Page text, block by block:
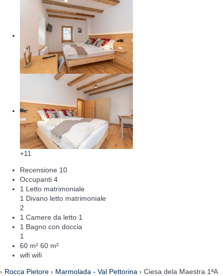
+11
Recensione 10
Occupanti 4
1 Letto matrimoniale
1 Divano letto matrimoniale
2
1 Camere da letto 1
1 Bagno con doccia
1
60 m² 60 m²
wifi wifi
› Rocca Pietore › Marmolada - Val Pettorina › Ciesa dela Maestra 1ªA